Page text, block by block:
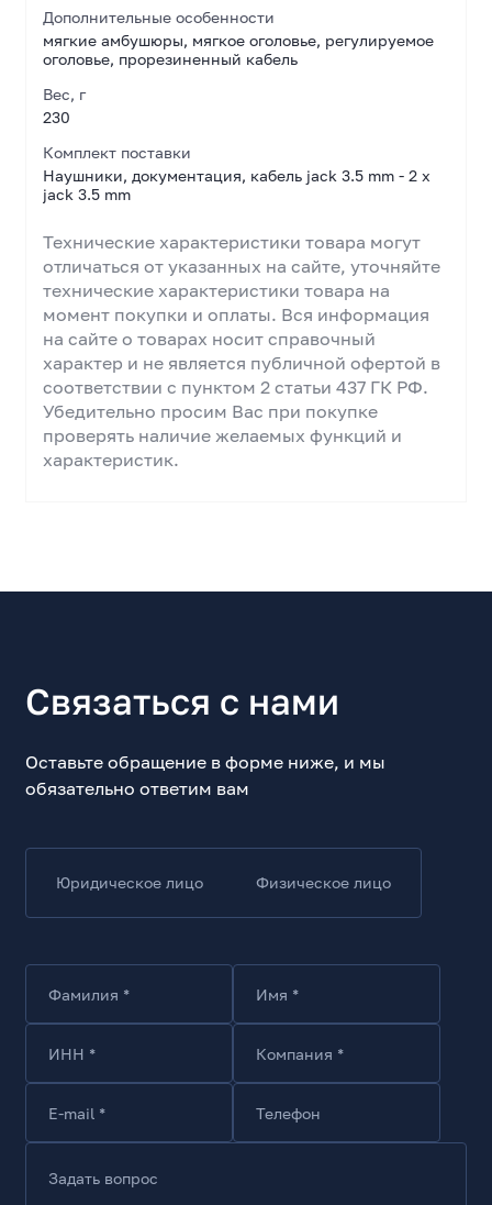
Дополнительные особенности
мягкие амбушюры, мягкое оголовье, регулируемое
оголовье, прорезиненный кабель
Вес, г
230
Комплект поставки
Наушники, документация, кабель jack 3.5 mm - 2 x
jack 3.5 mm
Технические характеристики товара могут
отличаться от указанных на сайте, уточняйте
технические характеристики товара на
момент покупки и оплаты. Вся информация
на сайте о товарах носит справочный
характер и не является публичной офертой в
соответствии с пунктом 2 статьи 437 ГК РФ.
Убедительно просим Вас при покупке
проверять наличие желаемых функций и
характеристик.
Связаться с нами
Оставьте обращение в форме ниже, и мы
обязательно ответим вам
Юридическое лицо Физическое лицо
Фамилия * Имя *
ИНН * Компания *
E-mail * Телефон
Задать вопрос